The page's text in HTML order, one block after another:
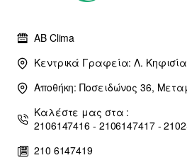
AB Clima
Κεντρικά Γραφεία: Λ.
Αποθήκη: Ποσειδώνος 36,
Καλέστε μας στα :
2106147416 - 2106147417 -
210 6147419